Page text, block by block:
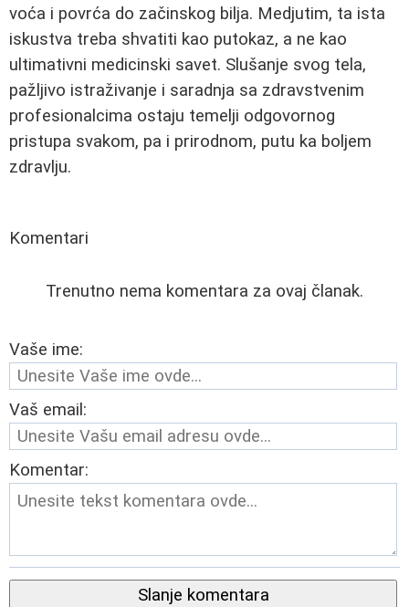
voća i povrća do začinskog bilja. Medjutim, ta ista
iskustva treba shvatiti kao putokaz, a ne kao
ultimativni medicinski savet. Slušanje svog tela,
pažljivo istraživanje i saradnja sa zdravstvenim
profesionalcima ostaju temelji odgovornog
pristupa svakom, pa i prirodnom, putu ka boljem
zdravlju.
Komentari
Trenutno nema komentara za ovaj članak.
Vaše ime:
Vaš email:
Komentar:
Slanje komentara